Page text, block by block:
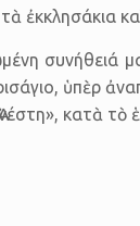
ἐκκλησάκια
συνήθειά
Τρισάγιο,
κατὰ τὸ